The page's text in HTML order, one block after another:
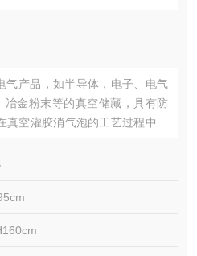
气产品，如半导体，电子、电气
冶金粉末等的真空储藏，具有防
空灌胶消气泡的工艺过程中有